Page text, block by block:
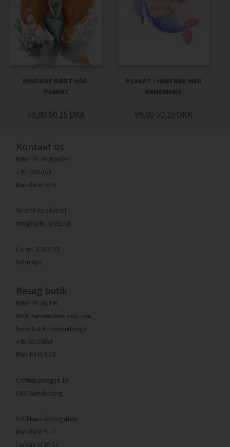
HAVFRUE RØDT HÅR -
PLAKAT
59,00 50,15 DKK
PLAKAT - HAVFRUE MED
VANDMAND
59,00 50,15 DKK
Kontakt os
RING TIL WEBSHOP:
+45 72227071
Man-fre kl 9-14
Skriv til os på mail
info@sohu-shop.dk
Cvr nr. 37306770
Sohu ApS
Besøg butik
RING TIL BUTIK
(KUN henvendelse vedr. den
fysisk butik i Sønderborg):
+45 26137654
Man-fre kl 9-18
Centerpassagen 10
6400 Sønderborg
Butikkens åbningstider
Man-fre kl 9-17
Lørdag kl 10-13